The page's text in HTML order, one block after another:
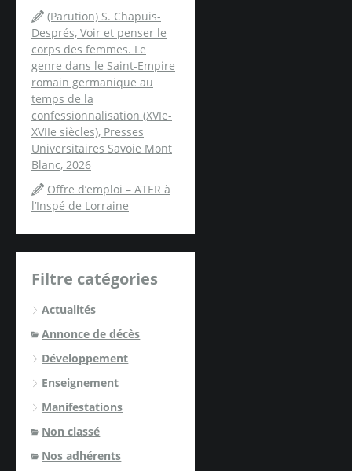
(Parution) S. Chapuis-
Després, Voir et penser le
corps des femmes. Le
genre dans le Saint-Empire
romain germanique au
temps de la
confessionnalisation (XVIe-
XVIIe siècles), Presses
Universitaires Savoie Mont
Blanc, 2026
Offre d’emploi – ATER à
l’Inspé de Lorraine
Filtre catégories
Actualités
Annonce de décès
Développement
Enseignement
Manifestations
Non classé
Nos adhérents